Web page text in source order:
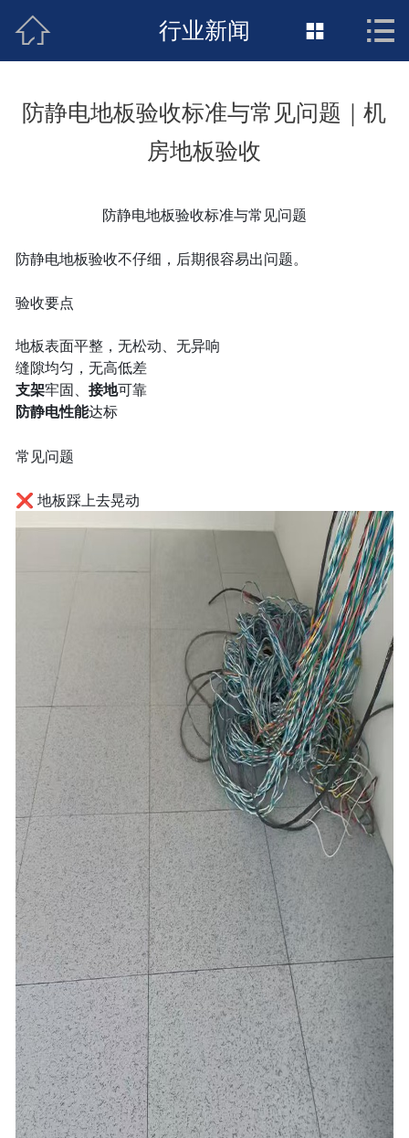
接地工程首页
新闻动态
荣誉资质
案例展示
 行业新闻  
防静电地板验收标准与常见问题｜机
房地板验收
防静电地板验收标准与常见问题
防静电地板验收不仔细，后期很容易出问题。
验收要点
地板表面平整，无松动、无异响
缝隙均匀，无高低差
支架牢固、 接地可靠
防静电性能达标
常见问题
❌ 地板踩上去晃动